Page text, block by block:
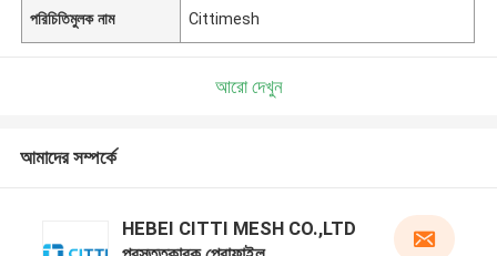
পরিচিতিমুলক নাম Cittimesh
আরো দেখুন
আমাদের সম্পর্কে
HEBEI CITTI MESH CO.,LTD